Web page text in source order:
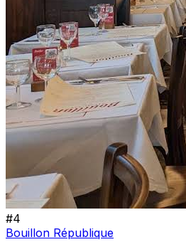
#4
Bouillon République